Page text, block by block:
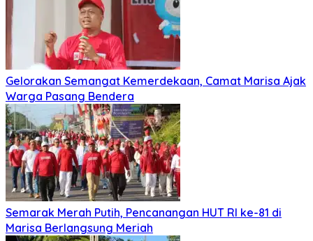
Gelorakan Semangat Kemerdekaan, Camat Marisa Ajak
Warga Pasang Bendera
Semarak Merah Putih, Pencanangan HUT RI ke-81 di
Marisa Berlangsung Meriah